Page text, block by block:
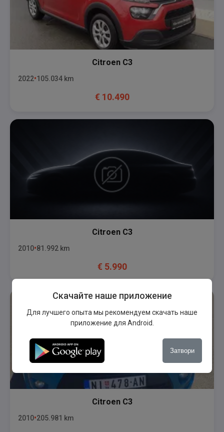
Citroen C3
2022 105.034 km
€ 10.490
Citroen C3
2010 81.992 km
€ 5.990
Citroen C3
2010 205.981 km
Скачайте наше приложение
Для лучшего опыта мы рекомендуем скачать наше
приложение для Android.
Затвори